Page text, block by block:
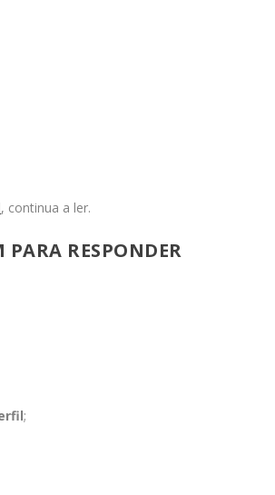
, continua a ler.
RESPONDER
;